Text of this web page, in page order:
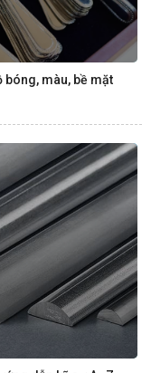
bóng, màu, bề mặt